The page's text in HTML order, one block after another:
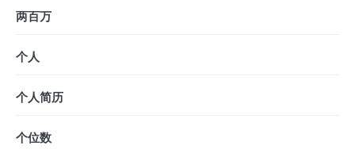
两百万
个人
个人简历
个位数